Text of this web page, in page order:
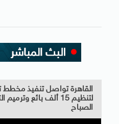
القاهرة تواصل تنفيذ مخطط
لتنظيم 15 ألف بائع
الصباح